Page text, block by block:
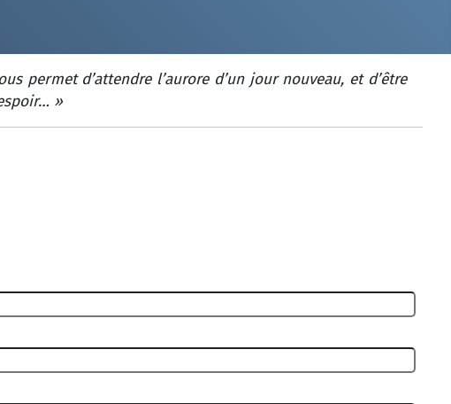
permet d’attendre l’aurore d’un jour nouveau, et d’être
»